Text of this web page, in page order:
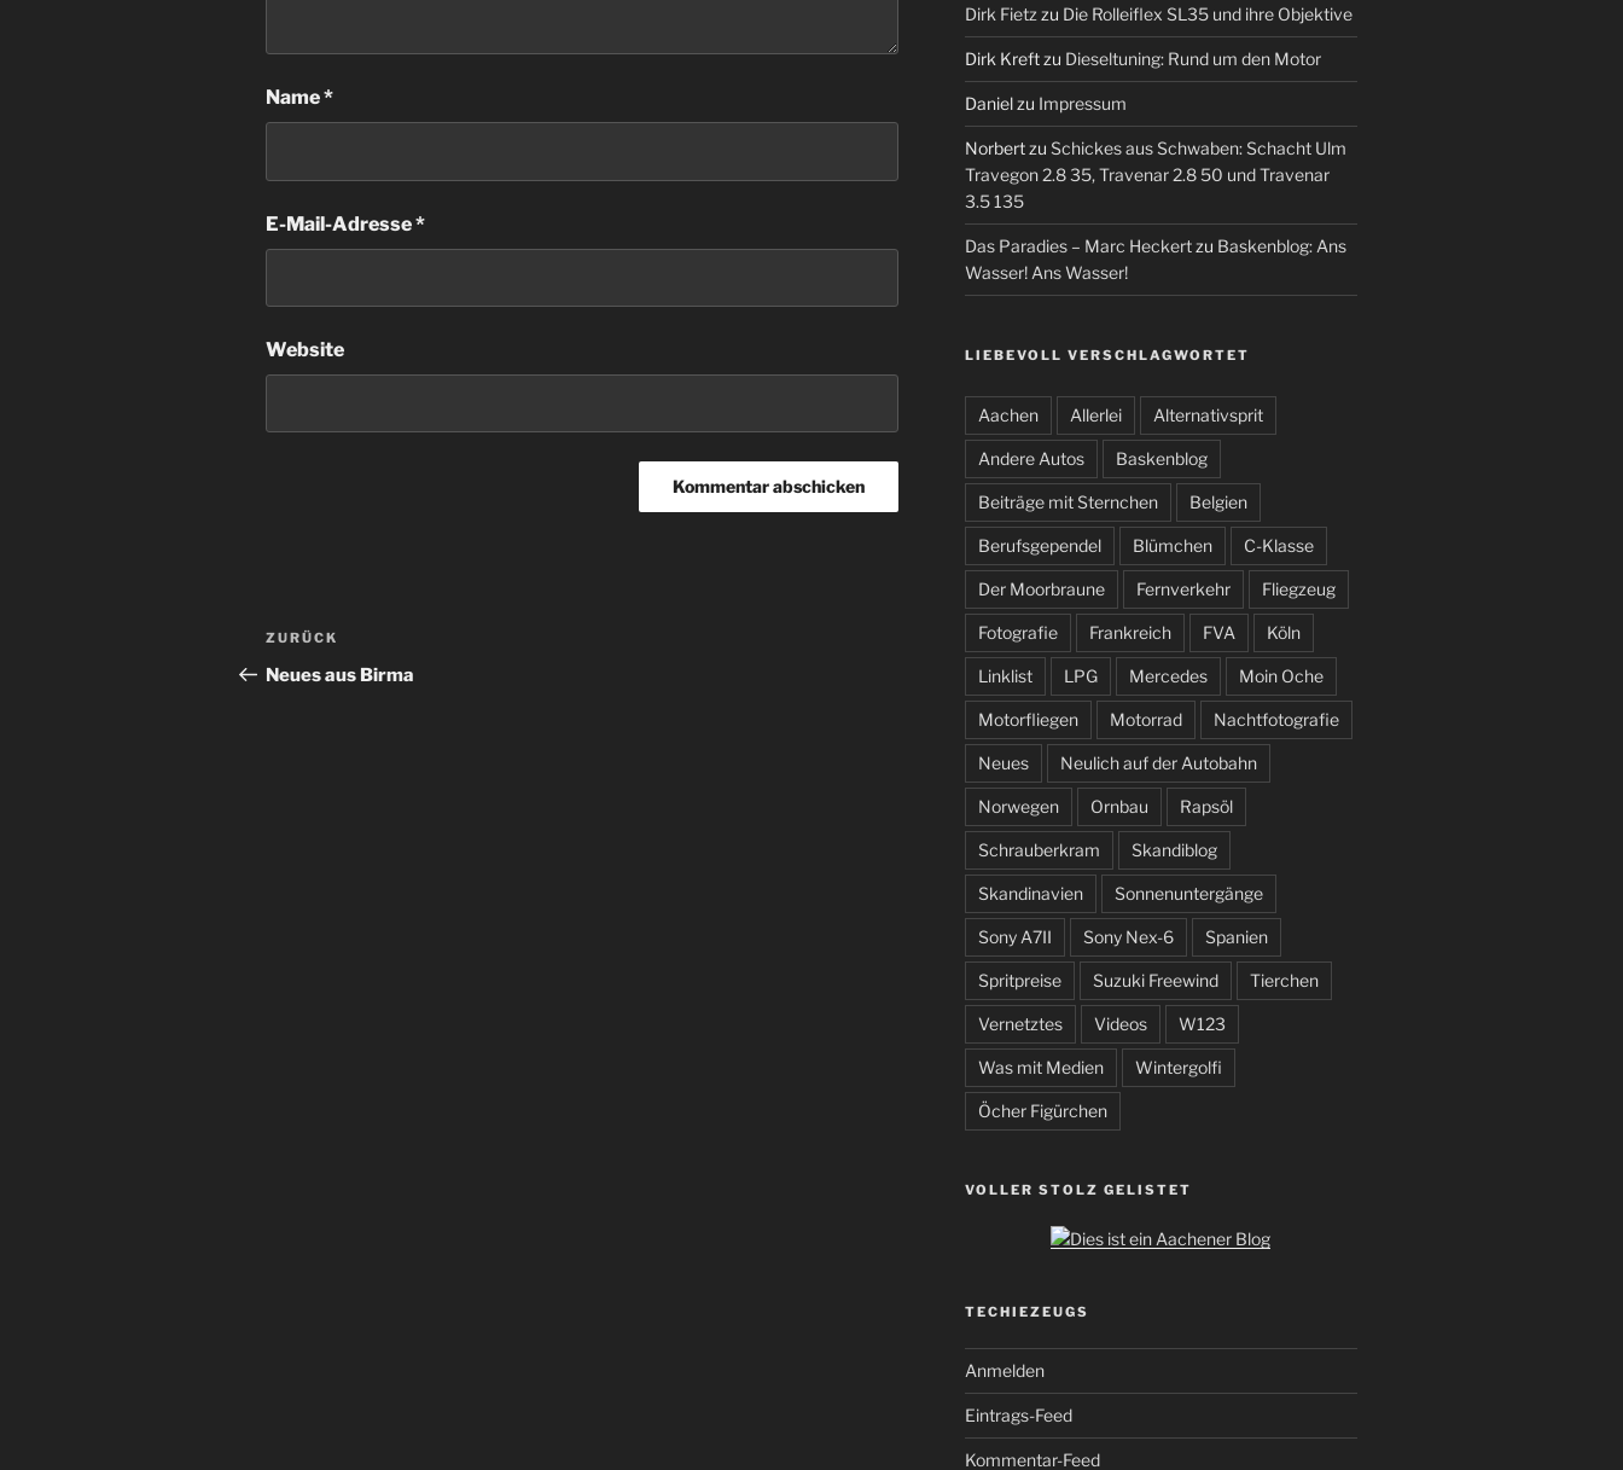
Name*
E-Mail-Adresse*
Website
Beitragsnavigation
Vorheriger
Beitrag
ZURÜCK
Neues aus Birma
Dirk Fietz zu Die Rolleiflex SL35 und ihre Objektive
Dirk Kreftzu Dieseltuning: Rund um den Motor
Danielzu Impressum
Norbertzu Schickes aus Schwaben: Schacht Ulm
Travegon 2.8 35, Travenar 2.8 50 und Travenar
3.5 135
Das Paradies – Marc Heckertzu Baskenblog: Ans
Wasser! Ans Wasser!
LIEBEVOLL VERSCHLAGWORTET
Aachen Allerlei Alternativsprit
Andere Autos Baskenblog
Beiträge mit Sternchen Belgien
Berufsgependel Blümchen C-Klasse
Der Moorbraune Fernverkehr Fliegzeug
Fotografie Frankreich FVA Köln
Linklist LPG Mercedes Moin Oche
Motorfliegen Motorrad Nachtfotografie
Neues Neulich auf der Autobahn
Norwegen Ornbau Rapsöl
Schrauberkram Skandiblog
Skandinavien Sonnenuntergänge
Sony A7II Sony Nex-6 Spanien
Spritpreise Suzuki Freewind Tierchen
Vernetztes Videos W123
Was mit Medien Wintergolfi
Öcher Figürchen
VOLLER STOLZ GELISTET
TECHIEZEUGS
Anmelden
Eintrags-Feed
Kommentar-Feed